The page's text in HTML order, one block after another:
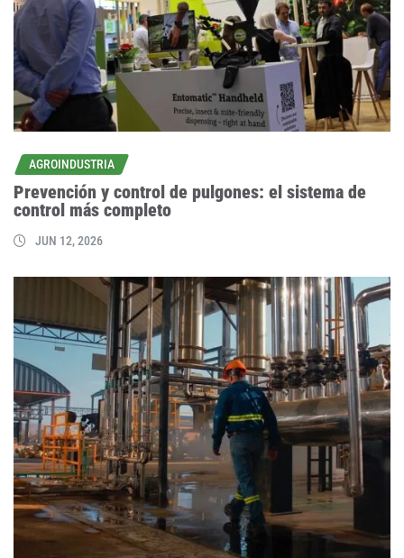
AGROINDUSTRIA
Prevención y control de pulgones: el sistema de
control más completo
JUN 12, 2026